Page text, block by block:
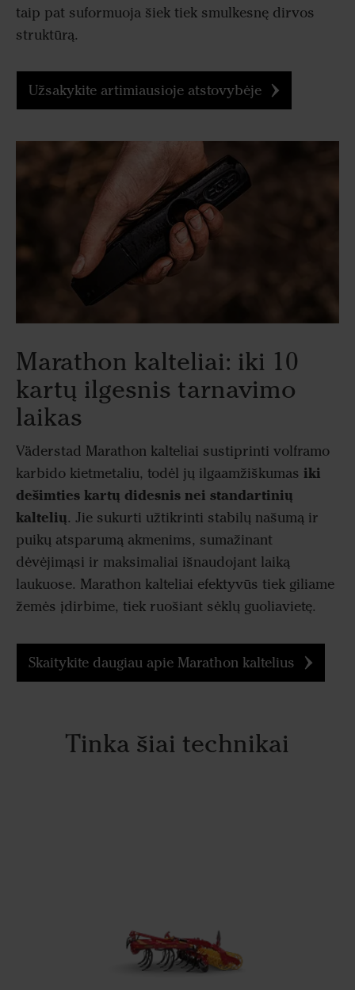
taip pat suformuoja šiek tiek smulkesnę dirvos
struktūrą.
Užsakykite artimiausioje atstovybėje
Marathon kalteliai: iki 10
kartų ilgesnis tarnavimo
laikas
Väderstad Marathon kalteliai sustiprinti volframo
karbido kietmetaliu, todėl jų ilgaamžiškumas iki
dešimties kartų didesnis nei standartinių
kaltelių. Jie sukurti užtikrinti stabilų našumą ir
puikų atsparumą akmenims, sumažinant
dėvėjimąsi ir maksimaliai išnaudojant laiką
laukuose. Marathon kalteliai efektyvūs tiek giliame
žemės įdirbime, tiek ruošiant sėklų guoliavietę.
Skaitykite daugiau apie Marathon kaltelius
Tinka šiai technikai